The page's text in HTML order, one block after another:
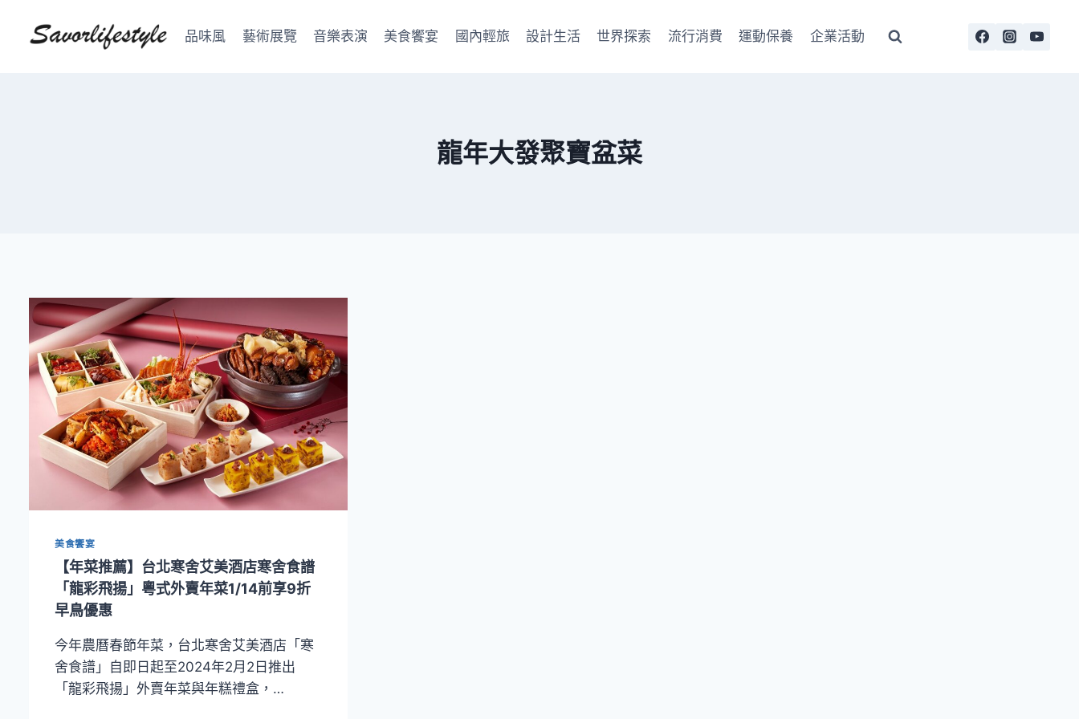
品味風 藝術展覽 音樂表演 美食饗宴 國內輕旅 設計生活 世界探索 流行消費 運動保養 企業活動
龍年大發聚寶盆菜
美食饗宴
【年菜推薦】台北寒舍艾美酒店寒舍食譜
「龍彩飛揚」粵式外賣年菜1/14前享9折
早鳥優惠
今年農曆春節年菜，台北寒舍艾美酒店「寒
舍食譜」自即日起至2024年2月2日推出
「龍彩飛揚」外賣年菜與年糕禮盒，…